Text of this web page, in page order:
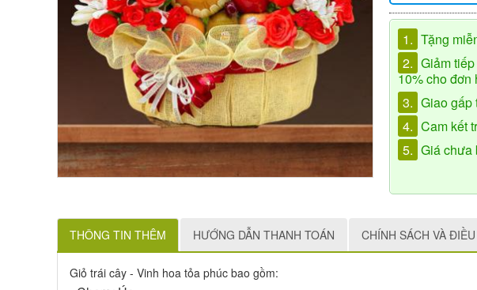
1. Tặng
2. Giảm
10% cho đơn
3. Giao gấp
4. Cam kết
5. Giá chưa
THÔNG TIN THÊM HƯỚNG DẪN THANH TOÁN CHÍNH SÁCH VÀ
Giỏ trái cây - Vinh hoa tỏa phúc bao gồm: